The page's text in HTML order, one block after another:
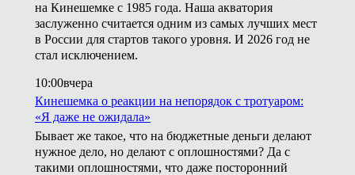
на Кинешемке с 1985 года. Наша акватория
заслуженно считается одним из самых лучших мест
в России для стартов такого уровня. И 2026 год не
стал исключением.
10:00вчера
Кинешемка о реакции на непорядок с тротуаром:
«Я даже не ожидала»
Бывает же такое, что на бюджетные деньги делают
нужное дело, но делают с оплошностями? Да с
такими оплошностями, что даже посторонний